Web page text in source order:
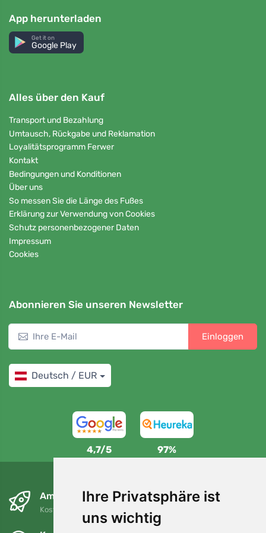
Ihre Privatsphäre ist
uns wichtig
App herunterladen
Get it on
Google Play
Alles über den Kauf
Transport und Bezahlung
Umtausch, Rückgabe und Reklamation
Loyalitätsprogramm Ferwer
Kontakt
Bedingungen und Konditionen
Über uns
So messen Sie die Länge des Fußes
Erklärung zur Verwendung von Cookies
Schutz personenbezogener Daten
Impressum
Cookies
Abonnieren Sie unseren Newsletter
Einloggen
Deutsch / EUR
4,7/5 97%
Am nächsten Tag und kostenlos
Kostenloser Versand für Bestellungen über 80 EUR